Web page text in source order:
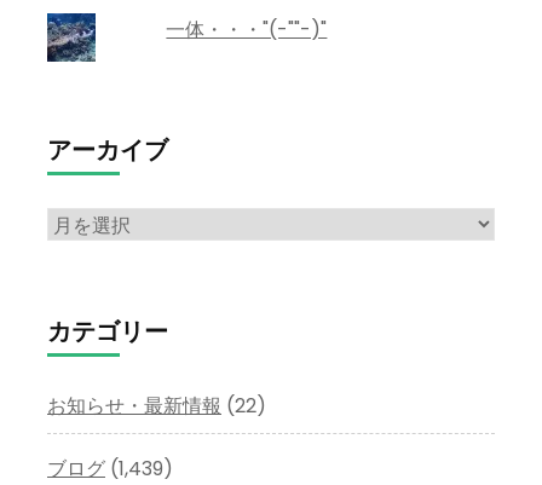
一体・・・"(-""-)"
アーカイブ
ア
イ
ブ
カテゴリー
お知らせ・最新情報 (22)
ブログ (1,439)